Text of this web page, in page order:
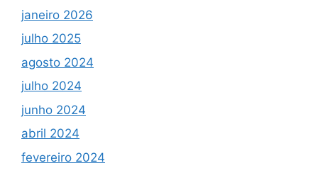
janeiro 2026
julho 2025
agosto 2024
julho 2024
junho 2024
abril 2024
fevereiro 2024